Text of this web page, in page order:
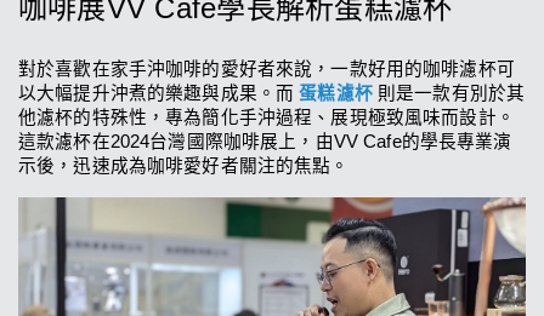
咖啡展VV Cafe學長解析蛋糕濾杯
對於喜歡在家手沖咖啡的愛好者來說，一款好用的咖啡濾杯可
以大幅提升沖煮的樂趣與成果。而 蛋糕濾杯 則是一款有別於其
他濾杯的特殊性，專為簡化手沖過程、展現極致風味而設計。
這款濾杯在2024台灣國際咖啡展上，由VV Cafe的學長專業演
示後，迅速成為咖啡愛好者關注的焦點。